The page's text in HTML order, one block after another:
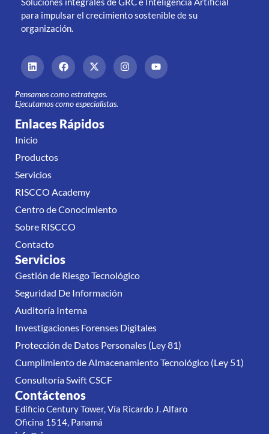
para impulsar el crecimiento sostenible de su
organización.
Pensamos como estrategas.
Ejecutamos como especialistas.
Enlaces Rápidos
Inicio
Productos
Servicios
RISCCO Academy
Centro de Conocimiento
Sobre RISCCO
Contacto
Servicios
Gestión de Riesgo Tecnológico
Seguridad De Información
Auditoría Interna
Investigaciones Forenses Digitales
Protección de Datos Personales (Ley 81)
Cumplimiento de Almacenamiento Tecnológico (Ley 51)
Consultoría Swift CSCF
Contáctenos
Edificio Century Tower, Vía Ricardo J. Alfaro
Oficina 1514, Panamá